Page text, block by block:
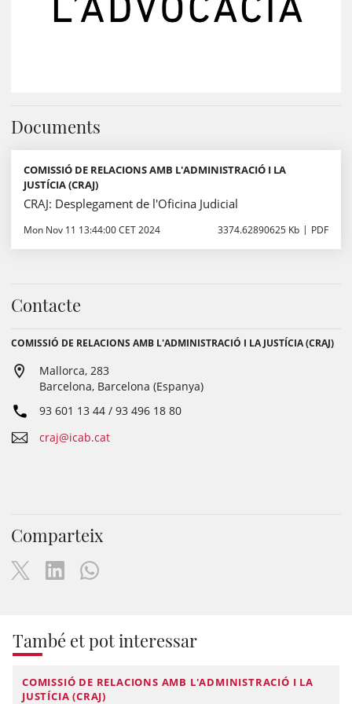
Documents
COMISSIÓ DE RELACIONS AMB L'ADMINISTRACIÓ I LA
JUSTÍCIA (CRAJ)
CRAJ: Desplegament de l'Oficina Judicial
Mon Nov 11 13:44:00 CET 2024 3374.62890625 Kb PDF
Contacte
COMISSIÓ DE RELACIONS AMB L'ADMINISTRACIÓ I LA JUSTÍCIA (CRAJ)
Mallorca, 283
Barcelona, Barcelona (Espanya)
93 601 13 44 / 93 496 18 80
craj@icab.cat
Comparteix
També et pot interessar
COMISSIÓ DE RELACIONS AMB L'ADMINISTRACIÓ I LA
JUSTÍCIA (CRAJ)